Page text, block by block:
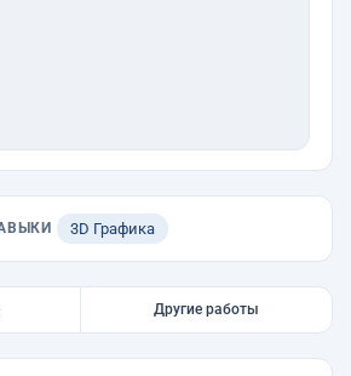
3D Графика
Другие работы